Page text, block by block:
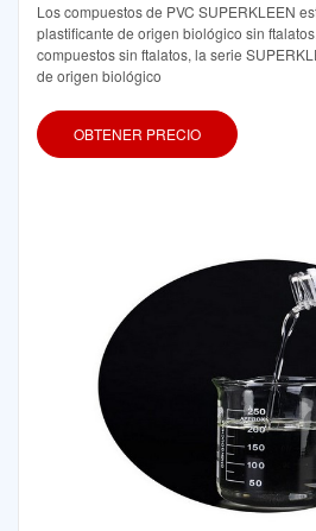
Los compuestos de PVC SUPERKLEEN
plastificante de origen biológico sin
compuestos sin ftalatos, la serie
de origen biológico
OBTENER PRECIO